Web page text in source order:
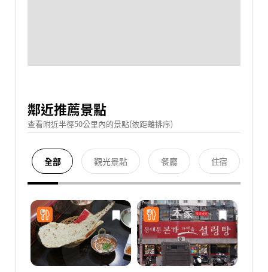
鄰近推薦景點
查看附近半徑50公里內的景點(依距離排序)
全部 觀光景點 餐廳 住宿